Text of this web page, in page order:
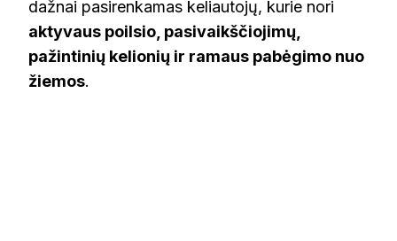
dažnai pasirenkamas keliautojų, kurie nori
aktyvaus poilsio, pasivaikščiojimų,
pažintinių kelionių ir ramaus pabėgimo nuo
žiemos.